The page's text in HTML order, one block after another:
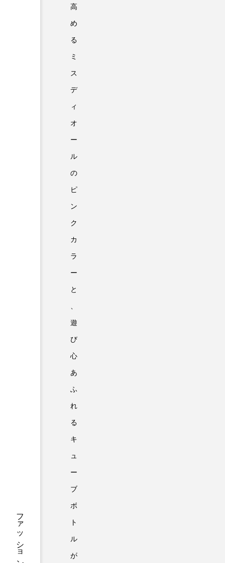
高
め
る
ミ
ス
デ
ィ
オ
ー
ル
の
ピ
ン
ク
カ
ラ
ー
と
遊
び
心
あ
ふ
れ
る
キ
ュ
ー
ブ
ボ
ト
ル
が